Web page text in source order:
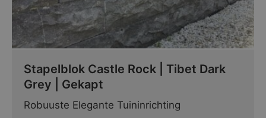
Stapelblok Castle Rock | Tibet Dark
Grey | Gekapt
Robuuste Elegante Tuininrichting